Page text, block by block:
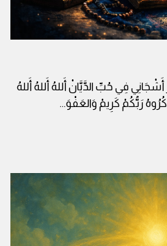
فِي حُبِّ الدَّيَّانْ أَللهُ أَللهُ أَللهُ
رَبُّكُمْ كَرِيمْ وَالعَفْوَ...